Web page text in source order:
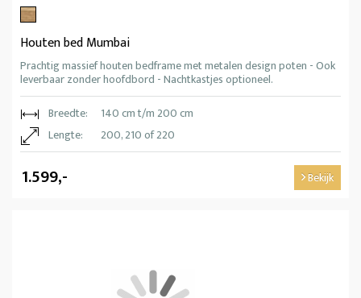
Houten bed Mumbai
Prachtig massief houten bedframe met metalen design poten - Ook
leverbaar zonder hoofdbord - Nachtkastjes optioneel.
Breedte:
140 cm t/m 200 cm
Lengte:
200, 210 of 220
1.599,- Bekijk